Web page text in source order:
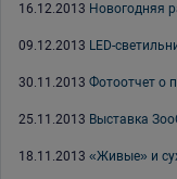
16.12.2013 Новогодняя
09.12.2013 LED-
30.11.2013 Фотоотчет о
25.11.2013 Выставка
18.11.2013 «Живые» и